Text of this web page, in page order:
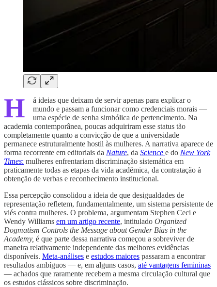
H
á ideias que deixam de servir apenas para explicar o
mundo e passam a funcionar como credenciais morais —
uma espécie de senha simbólica de pertencimento. Na
academia contemporânea, poucas adquiriram esse status tão
completamente quanto a convicção de que a universidade
permanece estruturalmente hostil às mulheres. A narrativa aparece de
forma recorrente em editoriais da Nature, da Science e do New York
Times: mulheres enfrentariam discriminação sistemática em
praticamente todas as etapas da vida acadêmica, da contratação à
obtenção de verbas e reconhecimento institucional.
Essa percepção consolidou a ideia de que desigualdades de
representação refletem, fundamentalmente, um sistema persistente de
viés contra mulheres. O problema, argumentam Stephen Ceci e
Wendy Williams em um artigo recente, intitulado Organized
Dogmatism Controls the Message about Gender Bias in the
Academy, é que parte dessa narrativa começou a sobreviver de
maneira relativamente independente das melhores evidências
disponíveis. Meta-análises e estudos maiores passaram a encontrar
resultados ambíguos — e, em alguns casos, até vantagens femininas
— achados que raramente recebem a mesma circulação cultural que
os estudos clássicos sobre discriminação.